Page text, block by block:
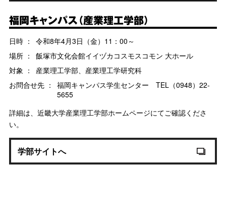
福岡キャンパス（産業理工学部）
日時 ：
令和8年4月3日（金）11：00～
場所 ：
飯塚市文化会館イイヅカコスモスコモン 大ホール
対象 ：
産業理工学部、産業理工学研究科
お問合せ先 ：
福岡キャンパス学生センター TEL（0948）22-
5655
詳細は、近畿大学産業理工学部ホームページにてご確認くださ
い。
学部サイトへ